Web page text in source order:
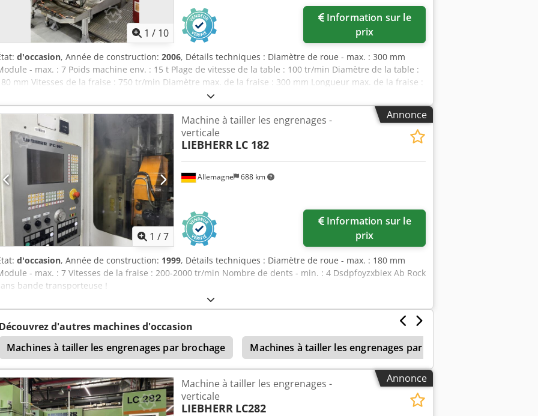
1 / 10
Information sur le
prix
d'occasion, Année de construction: 2006, Détails techniques : Diamètre de roue - max. : 300 mm
- max. : 7 Poids machine env. : 15 t Plage de vitesse de la table : 100 tr/min Diamètre de la table :
mm Vitesses de la fraise : 750 tr/min Diamètre max. de la fraise : 300 mm Longueur max. de la fraise :
230 mm Liebherr LC300 avec automatisation du chargement Dcedpfsyz Sd Rox Ab Rek Machine avec
pointe incluse A fonctionné avec émulsion
Annonce
1 /7
Allemagne 688 km
Machine à tailler les engrenages -
verticale
LIEBHERR LC 182
Information sur le
prix
d'occasion, Année de construction: 1999, Détails techniques : Diamètre de roue - max. : 180 mm
- max. : 7 Vitesses de la fraise : 200-2000 tr/min Nombre de dents - min. : 4 Dsdpfoyzxbiex Ab Rock
bande transporteuse !
Découvrez d'autres machines d'occasion
Machines à tailler les engrenages par brochage
Machines à tailler les engrenages par fraise-mère
Annonce
Machine à tailler les engrenages -
verticale
LIEBHERR LC282